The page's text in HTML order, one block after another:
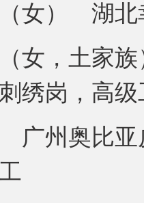
（女） 湖北
（女，土家
绣岗，高
广州奥比亚